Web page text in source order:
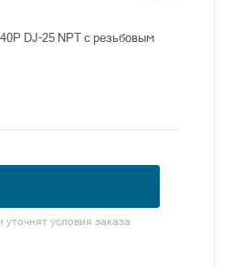
DJ-25 NPT с резьбовым
условия заказа